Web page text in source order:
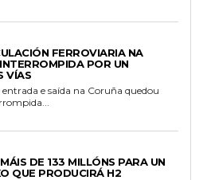
FERROVIARIA NA
POR UN
VÍAS
e saída na Coruña quedou
DE 133 MILLÓNS PARA UN
QUE PRODUCIRÁ H2